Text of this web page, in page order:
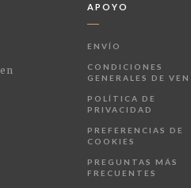
APOYO
ENVÍO
CONDICIONES
GENERALES DE
POLÍTICA DE
PRIVACIDAD
PREFERENCIAS DE
COOKIES
PREGUNTAS MÁS
FRECUENTES